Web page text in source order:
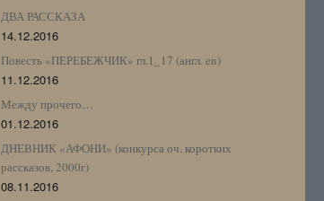
ДВА РАССКАЗА
14.12.2016
Повесть «ПЕРЕБЕЖЧИК» гл.1_17 (англ. en)
11.12.2016
Между прочего…
01.12.2016
ДНЕВНИК «АФОНИ» (конкурса оч. коротких
рассказов, 2000г)
08.11.2016